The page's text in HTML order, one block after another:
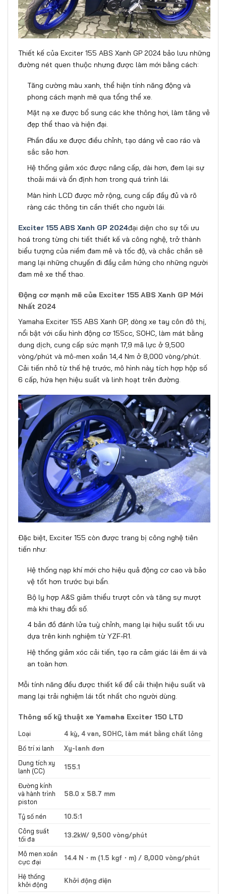
Thiết kế của Exciter 155 ABS Xanh GP 2024 bảo lưu những
đường nét quen thuộc nhưng được làm mới bằng cách:
Tăng cường màu xanh, thể hiện tính năng động và
phong cách mạnh mẽ qua tổng thể xe.
Mặt nạ xe được bổ sung các khe thông hơi, làm tăng vẻ
đẹp thể thao và hiện đại.
Phần đầu xe được điều chỉnh, tạo dáng vẻ cao ráo và
sắc sảo hơn.
Hệ thống giảm xóc được nâng cấp, dài hơn, đem lại sự
thoải mái và ổn định hơn trong quá trình lái.
Màn hình LCD được mở rộng, cung cấp đầy đủ và rõ
ràng các thông tin cần thiết cho người lái.
Exciter 155 ABS Xanh GP 2024đại diện cho sự tối ưu
hoá trong từng chi tiết thiết kế và công nghệ, trở thành
biểu tượng của niềm đam mê và tốc độ, và chắc chắn sẽ
mang lại những chuyến đi đầy cảm hứng cho những người
đam mê xe thể thao.
Động cơ mạnh mẽ của Exciter 155 ABS Xanh GP Mới
Nhất 2024
Yamaha Exciter 155 ABS Xanh GP, dòng xe tay côn đô thị,
nổi bật với cấu hình động cơ 155cc, SOHC, làm mát bằng
dung dịch, cung cấp sức mạnh 17,9 mã lực ở 9,500
vòng/phút và mô-men xoắn 14,4 Nm ở 8,000 vòng/phút.
Cải tiến nhỏ từ thế hệ trước, mô hình này tích hợp hộp số
6 cấp, hứa hẹn hiệu suất và linh hoạt trên đường.
Đặc biệt, Exciter 155 còn được trang bị công nghệ tiên
tiến như:
Hệ thống nạp khí mới cho hiệu quả động cơ cao và bảo
vệ tốt hơn trước bụi bẩn.
Bộ ly hợp A&S giảm thiểu trượt côn và tăng sự mượt
mà khi thay đổi số.
4 bản đồ đánh lửa tuỳ chỉnh, mang lại hiệu suất tối ưu
dựa trên kinh nghiệm từ YZF-R1.
Hệ thống giảm xóc cải tiến, tạo ra cảm giác lái êm ái và
an toàn hơn.
Mỗi tính năng đều được thiết kế để cải thiện hiệu suất và
mang lại trải nghiệm lái tốt nhất cho người dùng.
Thông số kỹ thuật xe Yamaha Exciter 150 LTD
Loại
4 kỳ, 4 van, SOHC, làm mát bằng chất lỏng
Bố trí xi lanh
Xy-lanh đơn
Dung tích xy
lanh (CC)
155.1
Đường kính
và hành trình
piston
58.0 x 58.7 mm
Tỷ số nén
10.5:1
Công suất
tối đa
13.2kW/ 9,500 vòng/phút
Mô men xoắn
cực đại
14.4 N・m (1.5 kgf・m) / 8,000 vòng/phút
Hệ thống
khởi động
Khởi động điện